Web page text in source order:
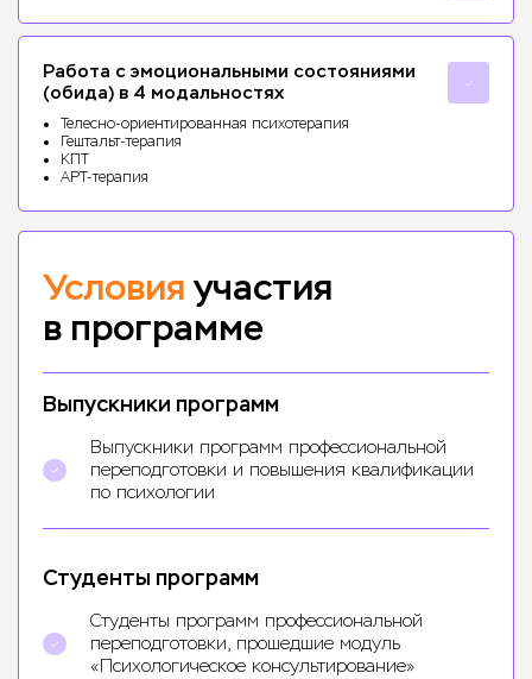
Работа с эмоциональными состояниями
(обида) в 4 модальностях
Телесно-ориентированная психотерапия
Гештальт-терапия
КПТ
АРТ-терапия
Условияучастия
в программе
Выпускники программ
Выпускники программ профессиональной
переподготовки и повышения квалификации
по психологии
Студенты программ
Студенты программ профессиональной
переподготовки, прошедшие модуль
«Психологическое консультирование»